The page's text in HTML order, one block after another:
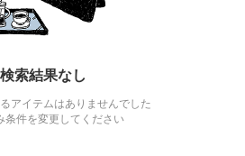
検索結果なし
アイテムはありませんでした
条件を変更してください